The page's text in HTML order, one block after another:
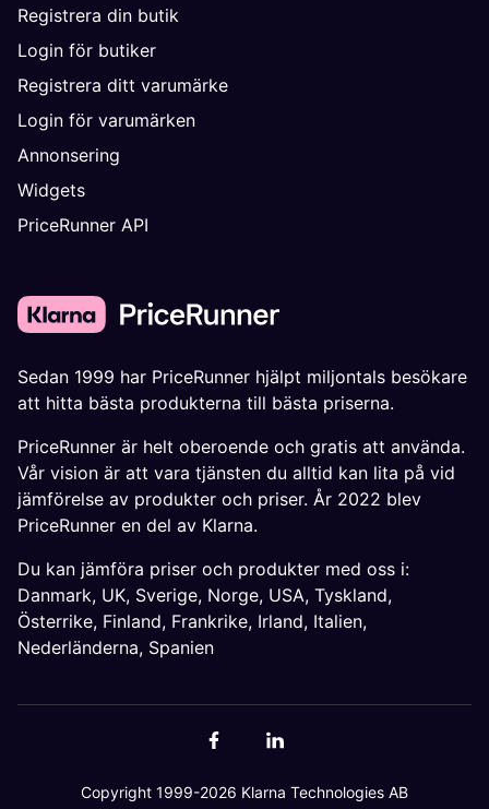
Registrera din butik
Login för butiker
Registrera ditt varumärke
Login för varumärken
Annonsering
Widgets
PriceRunner API
Sedan 1999 har PriceRunner hjälpt miljontals besökare
att hitta bästa produkterna till bästa priserna.
PriceRunner är helt oberoende och gratis att använda.
Vår vision är att vara tjänsten du alltid kan lita på vid
jämförelse av produkter och priser. År 2022 blev
PriceRunner en del av Klarna.
Du kan jämföra priser och produkter med oss i:
Danmark, UK, Sverige, Norge, USA, Tyskland,
Österrike, Finland, Frankrike, Irland, Italien,
Nederländerna, Spanien
Copyright 1999-2026 Klarna Technologies AB